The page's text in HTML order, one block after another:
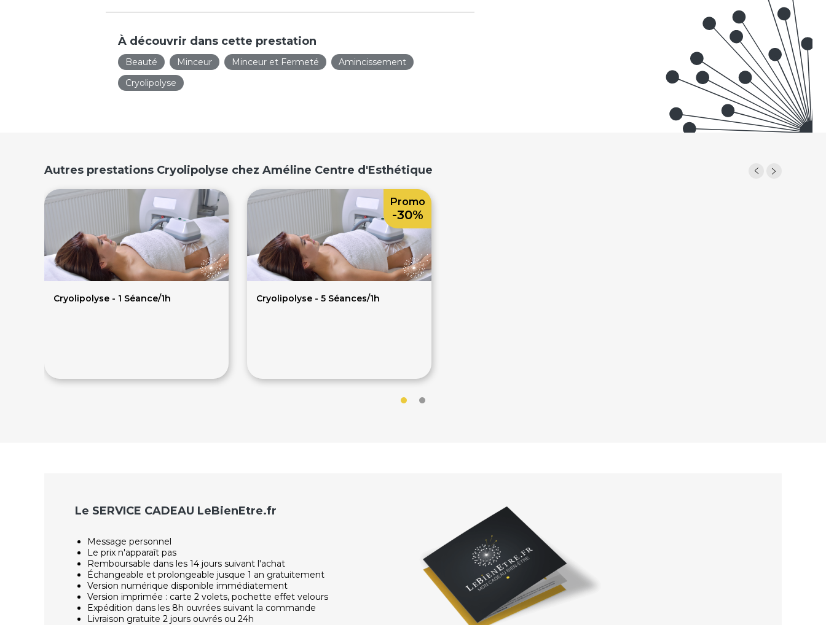
À découvrir dans cette prestation
Beauté Minceur Minceur et Fermeté
Amincissement
Cryolipolyse
Autres prestations Cryolipolyse chez Améline Centre d'Esthétique
Cryolipolyse - 1 Séance/1h Cryolipolyse - 5 Séances/1h
Promo
-30%
Le SERVICE CADEAU LeBienEtre.fr
Message personnel
Le prix n'apparaît pas
Remboursable dans les 14 jours suivant l'achat
Échangeable et prolongeable jusque 1 an gratuitement
Version numérique disponible immédiatement
Version imprimée : carte 2 volets, pochette effet velours
Expédition dans les 8h ouvrées suivant la commande
Livraison gratuite 2 jours ouvrés ou 24h